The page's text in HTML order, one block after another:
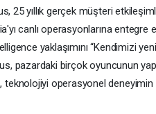
25 yıllık gerçek müşteri
canlı operasyonlarına entegre
yaklaşımını “Kendimizi
pazardaki birçok oyuncunun
operasyonel deneyimin